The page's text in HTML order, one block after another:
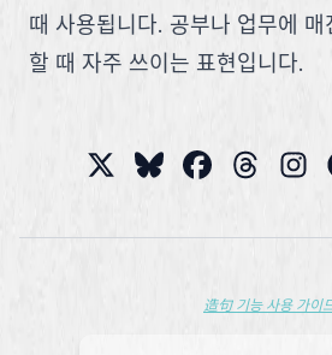
때 사용됩니다. 공부나 업무에
할 때 자주 쓰이는 표현입니다.
造句 기능 사용 가이